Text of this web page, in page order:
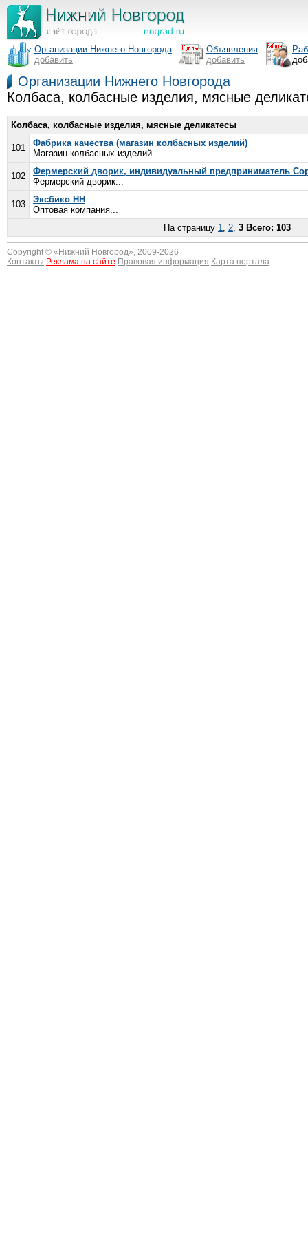
Организации Нижнего Новгорода
добавить
Объявления
добавить
Организации Нижнего Новгорода
Колбаса, колбасные изделия, мясные
Колбаса, колбасные изделия, мясные деликатесы
101
Фабрика качества (магазин колбасных изделий)
Магазин колбасных изделий...
102
Фермерский дворик, индивидуальный предприниматель
Фермерский дворик...
103
Эксбико НН
Оптовая компания...
На страницу 1, 2, 3 Всего: 103
Copyright © « Нижний Новгород», 2009-2026
Контакты Реклама на сайте Правовая информация Карта портала